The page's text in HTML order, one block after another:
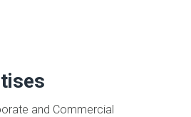
and Commercial